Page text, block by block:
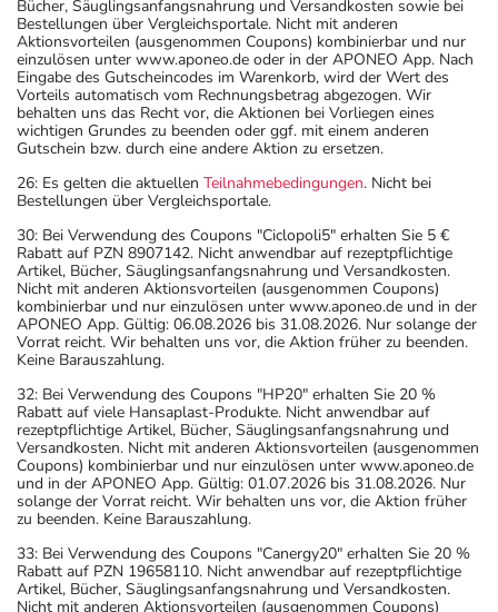
Bücher, Säuglingsanfangsnahrung und Versandkosten sowie bei
Bestellungen über Vergleichsportale. Nicht mit anderen
Aktionsvorteilen (ausgenommen Coupons) kombinierbar und nur
einzulösen unter www.aponeo.de oder in der APONEO App. Nach
Eingabe des Gutscheincodes im Warenkorb, wird der Wert des
Vorteils automatisch vom Rechnungsbetrag abgezogen. Wir
behalten uns das Recht vor, die Aktionen bei Vorliegen eines
wichtigen Grundes zu beenden oder ggf. mit einem anderen
Gutschein bzw. durch eine andere Aktion zu ersetzen.
26: Es gelten die aktuellen Teilnahmebedingungen. Nicht bei
Bestellungen über Vergleichsportale.
30: Bei Verwendung des Coupons "Ciclopoli5" erhalten Sie 5 €
Rabatt auf PZN 8907142. Nicht anwendbar auf rezeptpflichtige
Artikel, Bücher, Säuglingsanfangsnahrung und Versandkosten.
Nicht mit anderen Aktionsvorteilen (ausgenommen Coupons)
kombinierbar und nur einzulösen unter www.aponeo.de und in der
APONEO App. Gültig: 06.08.2026 bis 31.08.2026. Nur solange der
Vorrat reicht. Wir behalten uns vor, die Aktion früher zu beenden.
Keine Barauszahlung.
32: Bei Verwendung des Coupons "HP20" erhalten Sie 20 %
Rabatt auf viele Hansaplast-Produkte. Nicht anwendbar auf
rezeptpflichtige Artikel, Bücher, Säuglingsanfangsnahrung und
Versandkosten. Nicht mit anderen Aktionsvorteilen (ausgenommen
Coupons) kombinierbar und nur einzulösen unter www.aponeo.de
und in der APONEO App. Gültig: 01.07.2026 bis 31.08.2026. Nur
solange der Vorrat reicht. Wir behalten uns vor, die Aktion früher
zu beenden. Keine Barauszahlung.
33: Bei Verwendung des Coupons "Canergy20" erhalten Sie 20 %
Rabatt auf PZN 19658110. Nicht anwendbar auf rezeptpflichtige
Artikel, Bücher, Säuglingsanfangsnahrung und Versandkosten.
Nicht mit anderen Aktionsvorteilen (ausgenommen Coupons)